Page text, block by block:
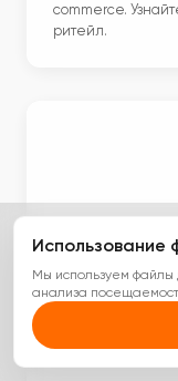
commerce.
ритейл.
Использование
Мы используем файлы
анализа